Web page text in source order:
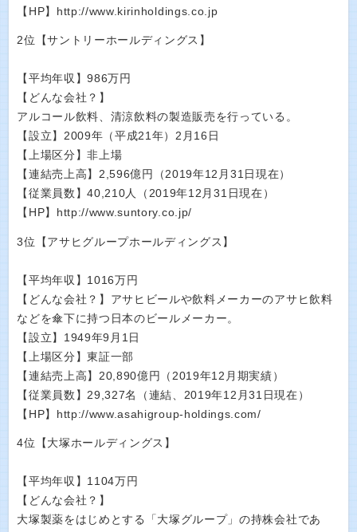
【HP】http://www.kirinholdings.co.jp
2位【サントリーホールディングス】
【平均年収】986万円
【どんな会社？】
アルコール飲料、清涼飲料の製造販売を行っている。
【設立】2009年（平成21年）2月16日
【上場区分】非上場
【連結売上高】2,596億円（2019年12月31日現在）
【従業員数】40,210人（2019年12月31日現在）
【HP】http://www.suntory.co.jp/
3位【アサヒグループホールディングス】
【平均年収】1016万円
【どんな会社？】アサヒビールや飲料メーカーのアサヒ飲料
などを傘下に持つ日本のビールメーカー。
【設立】1949年9月1日
【上場区分】東証一部
【連結売上高】20,890億円（2019年12月期実績）
【従業員数】29,327名（連結、2019年12月31日現在）
【HP】http://www.asahigroup-holdings.com/
4位【大塚ホールディングス】
【平均年収】1104万円
【どんな会社？】
大塚製薬をはじめとする「大塚グループ」の持株会社であ